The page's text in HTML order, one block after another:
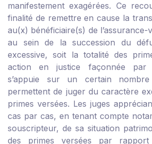
manifestement exagérées. Ce
finalité de remettre en cause la
au(x) bénéficiaire(s) de
au sein de la succession du
excessive, soit la totalité des
action en justice façonnée par
s’appuie sur un certain
permettent de juger du caractère
primes versées. Les juges
cas par cas, en tenant compte
souscripteur, de sa situation
des primes versées par